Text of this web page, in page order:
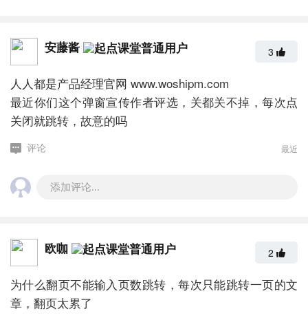
安藤酱 3
人人都是产品经理官网 www.woshipm.com
最近你们这个弹窗宣传作者评选，关都关不掉，每次点
关闭就跳转，故意的吗
评论 最近
添加评论...
欧咖 2
为什么翻页不能输入页数跳转，每次只能跳转一页的文
章，翻页太累了